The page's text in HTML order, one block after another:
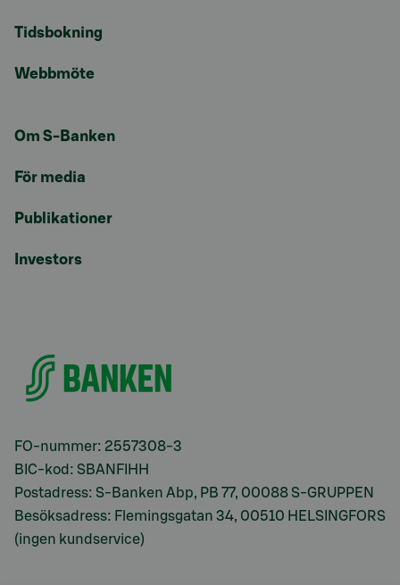
Tidsbokning
Webbmöte
Om S-Banken
För media
Publikationer
Investors
FO-nummer: 2557308-3
BIC-kod: SBANFIHH
Postadress: S-Banken Abp, PB 77, 00088 S-GRUPPEN
Besöksadress: Flemingsgatan 34, 00510 HELSINGFORS
(ingen kundservice)